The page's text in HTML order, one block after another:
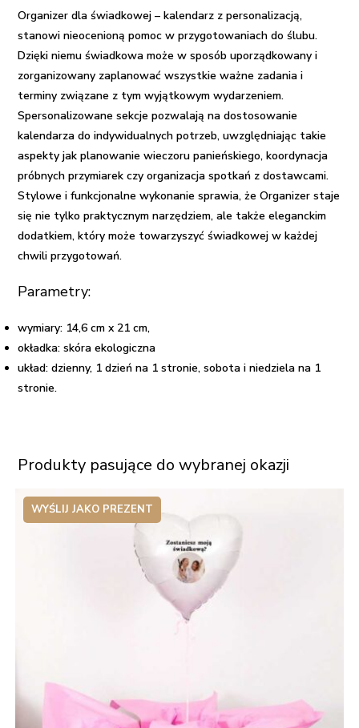
Organizer dla świadkowej – kalendarz z personalizacją,
stanowi nieocenioną pomoc w przygotowaniach do ślubu.
Dzięki niemu świadkowa może w sposób uporządkowany i
zorganizowany zaplanować wszystkie ważne zadania i
terminy związane z tym wyjątkowym wydarzeniem.
Spersonalizowane sekcje pozwalają na dostosowanie
kalendarza do indywidualnych potrzeb, uwzględniając takie
aspekty jak planowanie wieczoru panieńskiego, koordynacja
próbnych przymiarek czy organizacja spotkań z dostawcami.
Stylowe i funkcjonalne wykonanie sprawia, że Organizer staje
się nie tylko praktycznym narzędziem, ale także eleganckim
dodatkiem, który może towarzyszyć świadkowej w każdej
chwili przygotowań.
Parametry:
wymiary: 14,6 cm x 21 cm,
okładka: skóra ekologiczna
układ: dzienny, 1 dzień na 1 stronie, sobota i niedziela na 1
stronie.
Produkty pasujące do wybranej okazji
WYŚLIJ JAKO PREZENT